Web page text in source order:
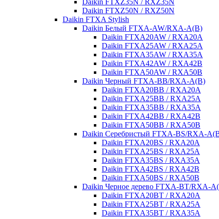
Daikin FTXZ35N / RXZ35N
Daikin FTXZ50N / RXZ50N
Daikin FTXA Stylish
Daikin Белый FTXA-AW/RXA-A(B)
Daikin FTXA20AW / RXA20A
Daikin FTXA25AW / RXA25A
Daikin FTXA35AW / RXA35A
Daikin FTXA42AW / RXA42B
Daikin FTXA50AW / RXA50B
Daikin Черный FTXA-BB/RXA-A(B)
Daikin FTXA20BB / RXA20A
Daikin FTXA25BB / RXA25A
Daikin FTXA35BB / RXA35A
Daikin FTXA42BB / RXA42B
Daikin FTXA50BB / RXA50B
Daikin Серебристый FTXA-BS/RXA-
Daikin FTXA20BS / RXA20A
Daikin FTXA25BS / RXA25A
Daikin FTXA35BS / RXA35A
Daikin FTXA42BS / RXA42B
Daikin FTXA50BS / RXA50B
Daikin Черное дерево FTXA-BT/RXA-
Daikin FTXA20BT / RXA20A
Daikin FTXA25BT / RXA25A
Daikin FTXA35BT / RXA35A